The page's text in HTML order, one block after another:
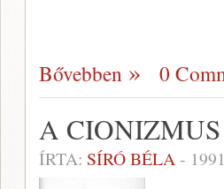
Bővebben 0
A
ÍRTA: SÍRÓ BÉLA-